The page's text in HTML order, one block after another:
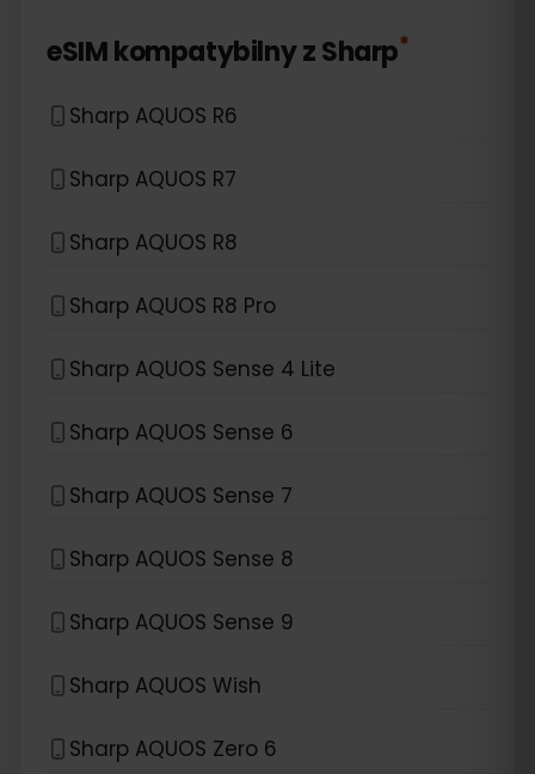
eSIM kompatybilny zSharp*
Sharp AQUOS R6
Sharp AQUOS R7
Sharp AQUOS R8
Sharp AQUOS R8 Pro
Sharp AQUOS Sense 4 Lite
Sharp AQUOS Sense 6
Sharp AQUOS Sense 7
Sharp AQUOS Sense 8
Sharp AQUOS Sense 9
Sharp AQUOS Wish
Sharp AQUOS Zero 6